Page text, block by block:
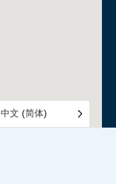
中文 (简体)